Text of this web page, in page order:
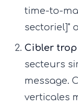
time-to-
sectoriel]"
Cibler
secteurs
message.
verticales